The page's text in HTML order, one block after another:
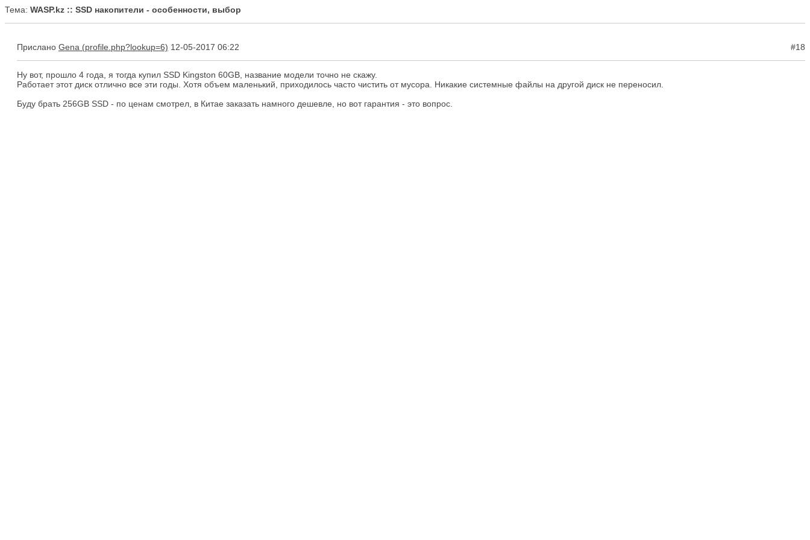
Тема: WASP.kz :: SSD накопители - особенности, выбор
Прислано Gena 12-05-2017 06:22 #18
Ну вот, прошло 4 года, я тогда купил SSD Kingston 60GB, название модели точно не скажу.
Работает этот диск отлично все эти годы. Хотя объем маленький, приходилось часто чистить от мусора. Никакие системные файлы на другой диск не переносил.
Буду брать 256GB SSD - по ценам смотрел, в Китае заказать намного дешевле, но вот гарантия - это вопрос.